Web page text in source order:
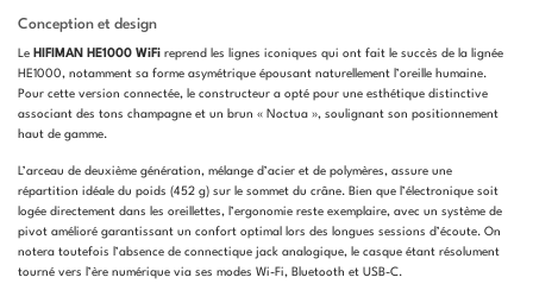
Conception et design
Le HIFIMAN HE1000 WiFi reprend les lignes iconiques qui ont fait le succès de la lignée
HE1000, notamment sa forme asymétrique épousant naturellement l’oreille humaine.
Pour cette version connectée, le constructeur a opté pour une esthétique distinctive
associant des tons champagne et un brun « Noctua », soulignant son positionnement
haut de gamme.
L’arceau de deuxième génération, mélange d’acier et de polymères, assure une
répartition idéale du poids (452 g) sur le sommet du crâne. Bien que l’électronique soit
logée directement dans les oreillettes, l’ergonomie reste exemplaire, avec un système de
pivot amélioré garantissant un confort optimal lors des longues sessions d’écoute. On
notera toutefois l’absence de connectique jack analogique, le casque étant résolument
tourné vers l’ère numérique via ses modes Wi-Fi, Bluetooth et USB-C.